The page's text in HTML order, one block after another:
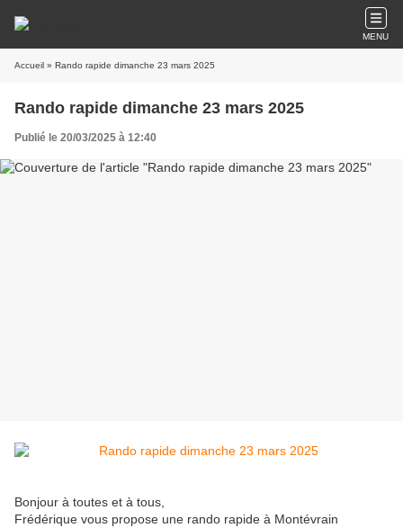
MENU
Accueil » Rando rapide dimanche 23 mars 2025
Rando rapide dimanche 23 mars 2025
Publié le 20/03/2025 à 12:40
Bonjour à toutes et à tous,
Frédérique vous propose une rando rapide à Montévrain